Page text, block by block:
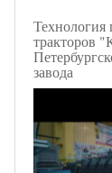
Технология
тракторов
завода